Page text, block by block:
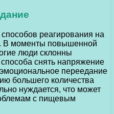
реагирования на
В моменты повышенной
люди склонны
снять напряжение
переедание
большего количества
нуждается, что может
с пищевым